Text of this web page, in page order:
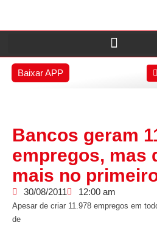
Baixar APP
Bancos geram
empregos, mas
mais no
30/08/2011 12:00 am
Apesar de criar 11.978 empregos em
de